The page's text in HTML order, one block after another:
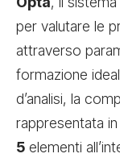
per valutare le
attraverso
formazione
d’analisi, la
rappresentata
5 elementi